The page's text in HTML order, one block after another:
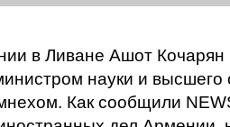
в Ливане Ашот Кочарян
науки и высшего
Как сообщили